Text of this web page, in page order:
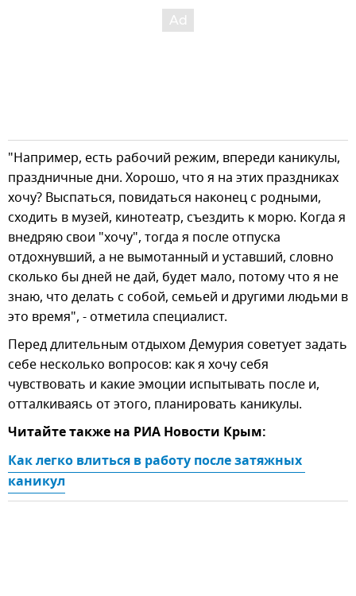
"Например, есть рабочий режим, впереди каникулы,
праздничные дни. Хорошо, что я на этих праздниках
хочу? Выспаться, повидаться наконец с родными,
сходить в музей, кинотеатр, съездить к морю. Когда я
внедряю свои "хочу", тогда я после отпуска
отдохнувший, а не вымотанный и уставший, словно
сколько бы дней не дай, будет мало, потому что я не
знаю, что делать с собой, семьей и другими людьми в
это время", - отметила специалист.
Перед длительным отдыхом Демурия советует задать
себе несколько вопросов: как я хочу себя
чувствовать и какие эмоции испытывать после и,
отталкиваясь от этого, планировать каникулы.
Читайте также на РИА Новости Крым:
Как легко влиться в работу после затяжных
каникул